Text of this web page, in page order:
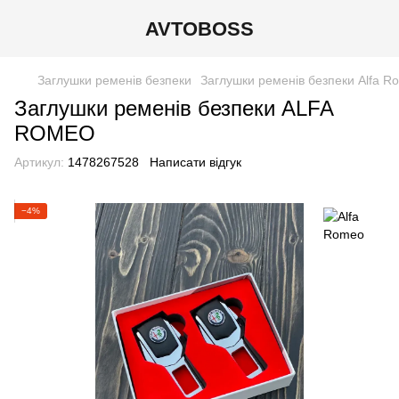
AVTOBOSS
Заглушки ременів безпеки Заглушки ременів безпеки Alfa
Заглушки ременів безпеки ALFA
ROMEO
Артикул: 1478267528 Написати відгук
−4%